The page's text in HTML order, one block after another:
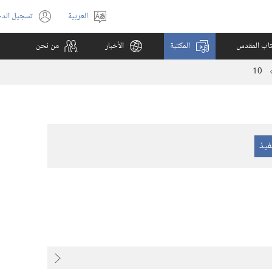
اختر
اللغة
العربية تسجيل(يفتح
نافذة
المقدس المكتبة الأخبار من نحن
10